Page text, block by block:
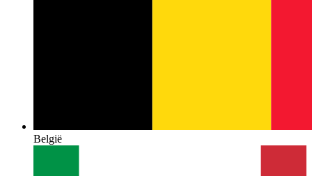
België